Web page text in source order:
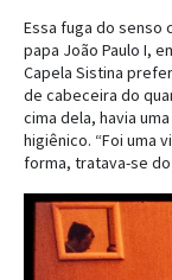
Essa fuga do senso
papa João Paulo I,
Capela Sistina
de cabeceira do
cima dela, havia
higiênico. “Foi uma
forma, tratava-se